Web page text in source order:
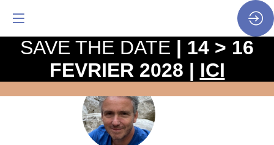
FA
La
SAVE THE DATE | 14 > 16
FEVRIER 2028 | ICI